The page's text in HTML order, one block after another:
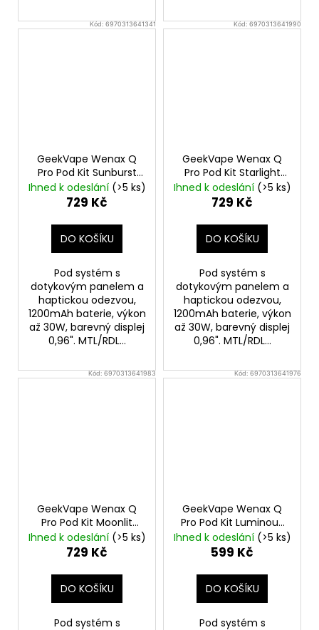
Kód:6970313641341
GeekVape Wenax Q
Pro Pod Kit Sunburst
Gold
Ihned k odeslání (>5 ks)
729 Kč
DO KOŠÍKU
Pod systém s
dotykovým panelem a
haptickou odezvou,
1200mAh baterie, výkon
až 30W, barevný displej
0,96". MTL/RDL...
Kód:6970313641990
GeekVape Wenax Q
Pro Pod Kit Starlight
Grey
Ihned k odeslání (>5 ks)
729 Kč
DO KOŠÍKU
Pod systém s
dotykovým panelem a
haptickou odezvou,
1200mAh baterie, výkon
až 30W, barevný displej
0,96". MTL/RDL...
Kód: 6970313641983
GeekVape Wenax Q
Pro Pod Kit Moonlit
Silver
Ihned k odeslání (>5 ks)
729 Kč
DO KOŠÍKU
Pod systém s
Kód: 6970313641976
GeekVape Wenax Q
Pro Pod Kit Luminous
Purple
Ihned k odeslání (>5 ks)
599 Kč
DO KOŠÍKU
Pod systém s